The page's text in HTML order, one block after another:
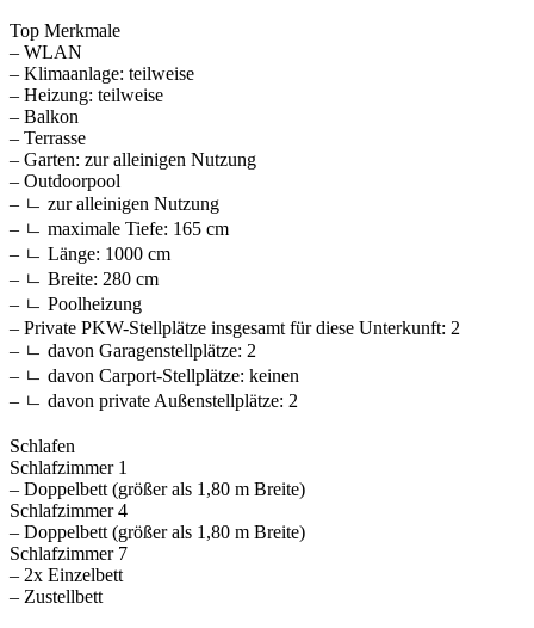
Top Merkmale
– WLAN
– Klimaanlage: teilweise
– Heizung: teilweise
– Balkon
– Terrasse
– Garten: zur alleinigen Nutzung
– Outdoorpool
– ㄴ zur alleinigen Nutzung
– ㄴ maximale Tiefe: 165 cm
– ㄴ Länge: 1000 cm
– ㄴ Breite: 280 cm
– ㄴ Poolheizung
– Private PKW-Stellplätze insgesamt für diese Unterkunft: 2
– ㄴ davon Garagenstellplätze: 2
– ㄴ davon Carport-Stellplätze: keinen
– ㄴ davon private Außen­stellplätze: 2
Schlafen
Schlafzimmer 1
– Doppelbett (größer als 1,80 m Breite)
Schlafzimmer 4
– Doppelbett (größer als 1,80 m Breite)
Schlafzimmer 7
– 2x Einzelbett
– Zustellbett